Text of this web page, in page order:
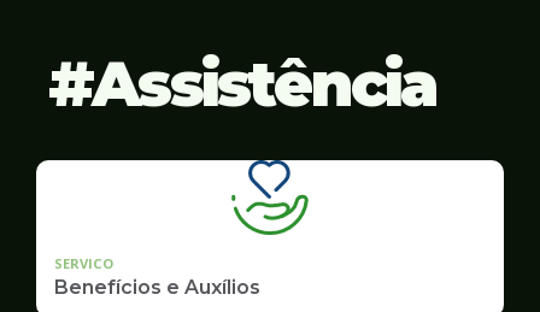
Assistência
SERVICO
Benefícios e Auxílios